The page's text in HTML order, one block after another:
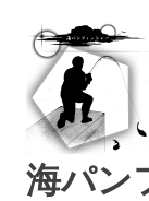
海パン